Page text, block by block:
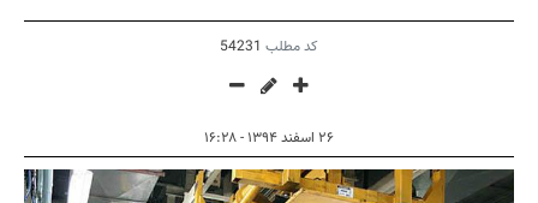
کد مطلب 54231
۲۶ اسفند ۱۳۹۴ - ۱۶:۲۸